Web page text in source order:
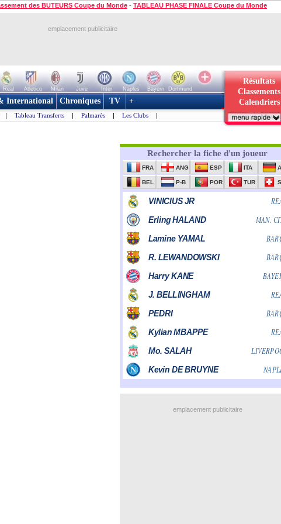
des BUTEURS Coupe du Monde - TABLEAU PHASE FINALE Coupe du Monde
emplacement publicitaire
Real Atletico Milan Juve Inter Naples Bayern
Dortmund
Résultats
Classements
Calendriers
International Chroniques TV +
| Tableau Transferts | Palmarès | Les Clubs |
emplacement publicitaire